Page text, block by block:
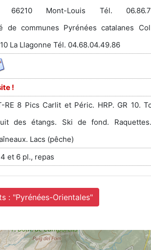
66210 Mont-Louis Tél.
de communes Pyrénées catalanes
La Llagonne Tél. 04.68.04.49.86
!
RE 8 Pics Carlit et Péric. HRP. GR 10.
des étangs. Ski de fond.
Lacs (pêche)
et 6 pl., repas
: "Pyrénées-Orientales"